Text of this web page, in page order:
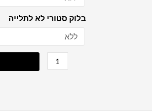
בלוק סטורי לא לתלייה